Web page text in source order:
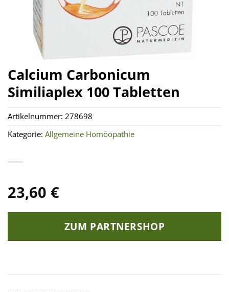
Calcium Carbonicum
Similiaplex 100 Tabletten
23,60 €
ZUM PARTNERSHOP
Artikelnummer: 278698
Kategorie: Allgemeine Homöopathie